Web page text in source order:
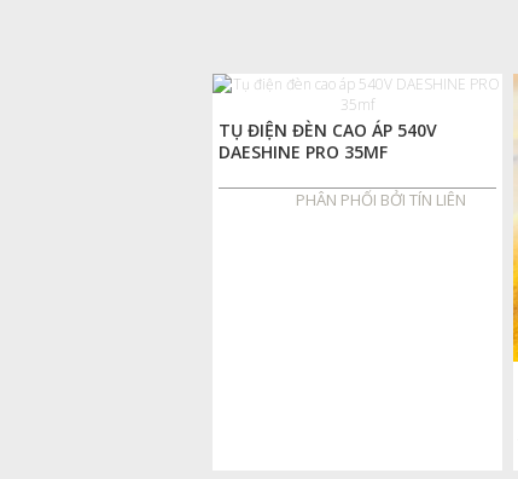
TỤ ĐIỆN ĐÈN CAO ÁP 540V
DAESHINE PRO 35MF
PHÂN PHỐI BỞI TÍN LIÊN